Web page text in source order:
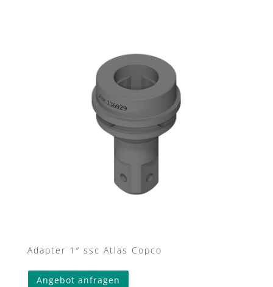
Adapter 1″ ssc Atlas Copco
Angebot anfragen